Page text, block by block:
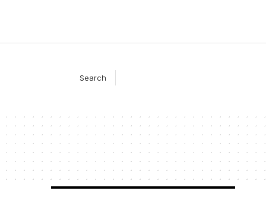
Search